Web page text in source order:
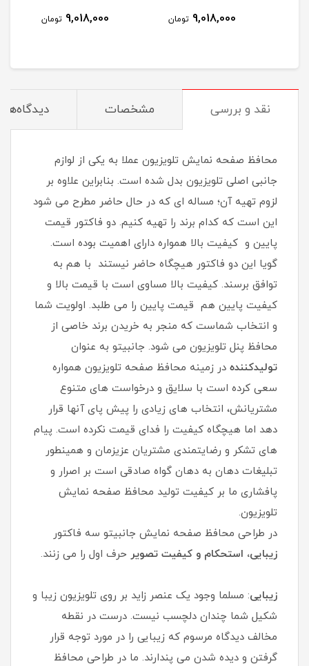
9,018,000 تومان 9,018,000 تومان
نقد و بررسی مشخصات دیدگاه‌ها
محافظ صفحه نمایش تلویزیون عملا به یکی از لوازم
جانبی اصلی تلویزیون بدل شده است. بنابراین علاوه بر
لزوم تهیه آن؛ مساله ای که در حال حاضر مطرح می شود
این است که کدام برند را تهیه کنیم. دو فاکتور قیمت
پایین و کیفیت بالا همواره دارای اهمیت بوده است.
گویا این دو فاکتور هیچگاه حاضر نیستند با هم به
توافق برسند. کیفیت بالا مساوی است با قیمت بالا و
کیفیت پایین هم قیمت پایین را می طلبد. اولویت شما
و انتخاب شماست که منجر به خریدن برند خاصی از
محافظ پنل تلویزیون می شود. جانبیتو به عنوان
تولیدکننده در زمینه محافظ صفحه تلویزیون همواره
سعی کرده است با سلایق و درخواست های متنوع
مشتریانش، انتخاب های زیادی را پیش پای آنها قرار
دهد اما هیچگاه کیفیت را فدای قیمت نکرده است. پیام
های تشکر و رضایتمندی مشتریان عزیزمان و همینطور
تبلیغات دهان به دهان گواه صادقی است بر اصرار و
پافشاری ما بر کیفیت تولید محافظ صفحه نمایش
تلویزیون.
در طراحی محافظ صفحه نمایش جانبیتو سه فاکتور
زیبایی، استحکام و کیفیت تصویر حرف اول را می زنند.
زیبایی: مسلما وجود یک عنصر زاید بر روی تلویزیون زیبا و
شکیل شما چندان دلچسب نیست. درست در نقطه
مخالف دیدگاه مرسوم که زیبایی را در مورد توجه قرار
گرفتن و دیده شدن می پندارند. ما در طراحی محافظ